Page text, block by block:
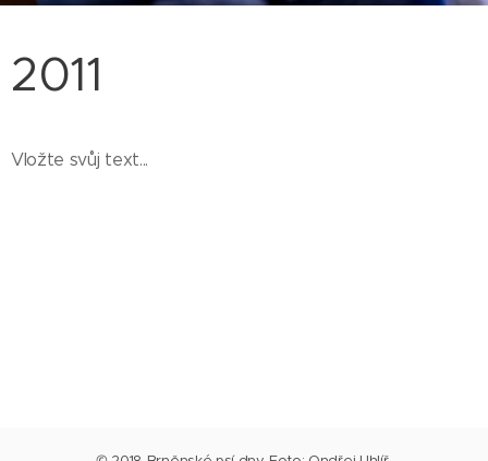
2011
Vložte svůj text...